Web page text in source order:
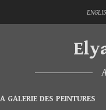
GALERIE DES PEINTURES